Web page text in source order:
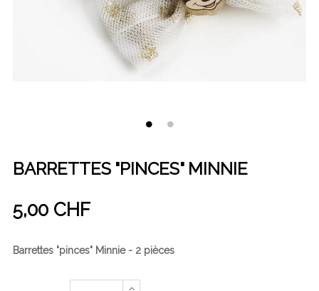
BARRETTES "PINCES" MINNIE
5,00 CHF
Barrettes "pinces" Minnie - 2 pièces